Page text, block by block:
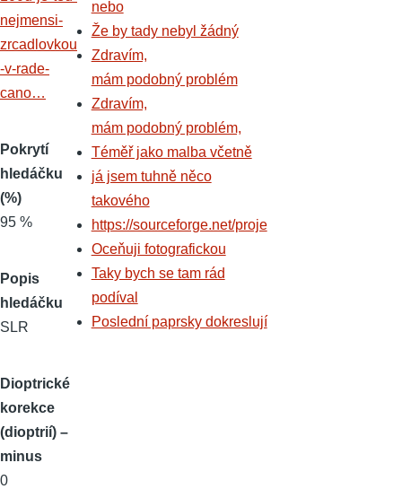
nejmensi-
zrcadlovkou
-v-rade-
cano…
Pokrytí
hledáčku
(%)
95 %
Popis
hledáčku
SLR
Dioptrické
korekce
(dioptrií) –
minus
0
nebo
Že by tady nebyl žádný
Zdravím,
mám podobný problém
Zdravím,
mám podobný problém,
Téměř jako malba včetně
já jsem tuhně něco
takového
https://sourceforge.net/proje
Oceňuji fotografickou
Taky bych se tam rád
podíval
Poslední paprsky dokreslují